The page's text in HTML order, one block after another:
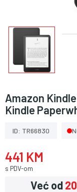
Amazon
Kindle
ID: TR66830
441 KM
s PDV-om
Već od